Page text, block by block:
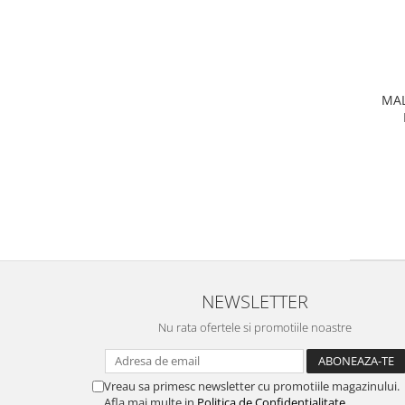
NEWSLETTER
Nu rata ofertele si promotiile noastre
Vreau sa primesc newsletter cu promotiile magazinului.